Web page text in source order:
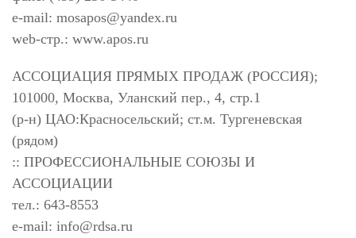
e-mail: mosapos@yandex.ru
web-стр.: www.apos.ru
АССОЦИАЦИЯ ПРЯМЫХ ПРОДАЖ (РОССИЯ);
101000, Москва, Уланский пер., 4, стр.1
(р-н) ЦАО:Красносельский; ст.м. Тургеневская
(рядом)
:: ПРОФЕССИОНАЛЬНЫЕ СОЮЗЫ И
АССОЦИАЦИИ
тел.: 643-8553
e-mail: info@rdsa.ru